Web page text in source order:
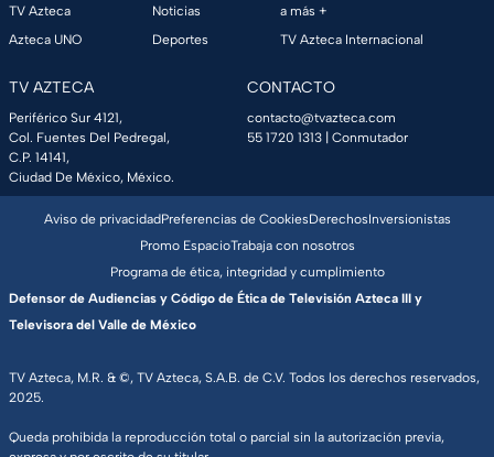
TV Azteca
Azteca UNO
Noticias
Deportes
a más +
TV Azteca Internacional
TV AZTECA
Periférico Sur 4121,
Col. Fuentes Del Pedregal,
C.P. 14141,
Ciudad De México, México.
CONTACTO
contacto@tvazteca.com
55 1720 1313 | Conmutador
TV Azteca, M.R. & ©, TV Azteca, S.A.B. de C.V. Todos los derechos reservados,
2025.
Queda prohibida la reproducción total o parcial sin la autorización previa,
Aviso de privacidadPreferencias de CookiesDerechosInversionistas
Promo EspacioTrabaja con nosotros
Programa de ética, integridad y cumplimiento
Defensor de Audiencias y Código de Ética de Televisión Azteca III y
Televisora del Valle de México